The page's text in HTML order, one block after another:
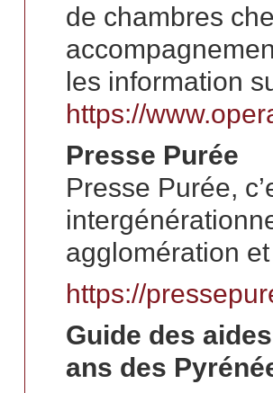
de chambres
les information
https://
Presse Purée
Presse Purée,
agglomération
https://
Guide des
ans des